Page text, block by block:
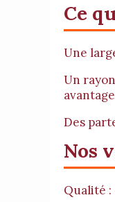
Ce
Une
Un
Des
Nos
Qualité :